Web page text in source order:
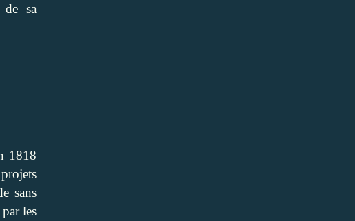
de sa
1818
sans
les